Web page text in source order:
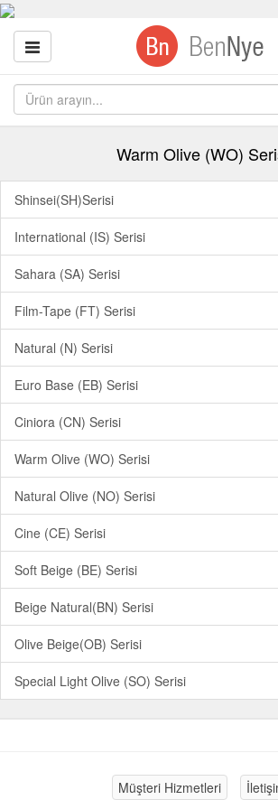
Warm Olive (WO)
Shinsei(SH)Serisi
International (IS) Serisi
Sahara (SA) Serisi
Film-Tape (FT) Serisi
Natural (N) Serisi
Euro Base (EB) Serisi
Ciniora (CN) Serisi
Warm Olive (WO) Serisi
Natural Olive (NO) Serisi
Cine (CE) Serisi
Soft Beige (BE) Serisi
Beige Natural(BN) Serisi
Olive Beige(OB) Serisi
Special Light Olive (SO) Serisi
Müşteri Hizmetleri